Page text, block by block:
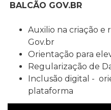
BALCÃO GOV.BR
Auxilio na criação e
Gov.br
Orientação para
Regularização de
Inclusão digital -
plataforma